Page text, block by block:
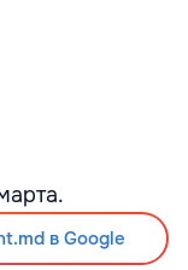
в Google